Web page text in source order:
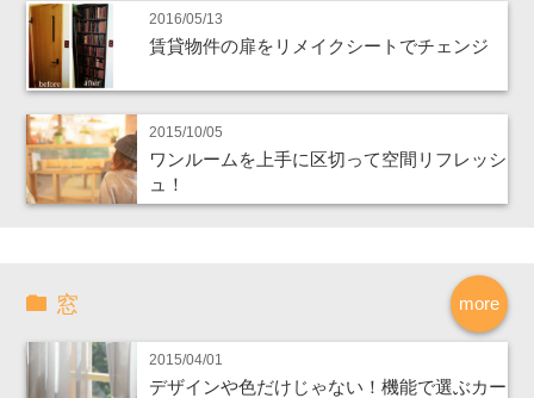
2016/05/13
賃貸物件の扉をリメイクシートでチェンジ
2015/10/05
ワンルームを上手に区切って空間リフレッシ
ュ！
more
窓
2015/04/01
デザインや色だけじゃない！機能で選ぶカー